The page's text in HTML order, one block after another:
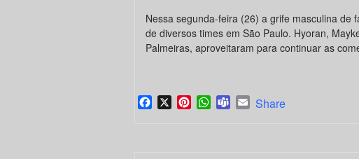
Nessa segunda-feira (26) a grife masculina de
de diversos times em São Paulo. Hyoran,
Palmeiras, aproveitaram para continuar as
Facebook
X PinterestWhatsApp
TeamsEmail
Share